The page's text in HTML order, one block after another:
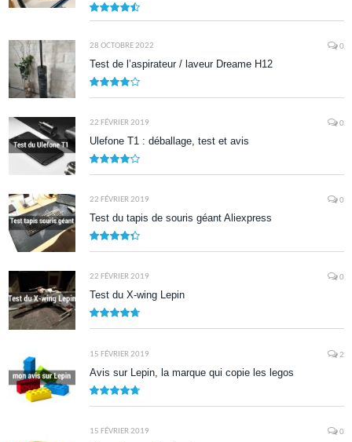
28 OCTOBRE 2022 0
Test de l’aspirateur / laveur Dreame H12
22 FÉVRIER 2019 0
Ulefone T1 : déballage, test et avis
22 FÉVRIER 2019 0
Test du tapis de souris géant Aliexpress
22 FÉVRIER 2019 0
Test du X-wing Lepin
15 FÉVRIER 2019 2
Avis sur Lepin, la marque qui copie les legos
15 FÉVRIER 2019 0